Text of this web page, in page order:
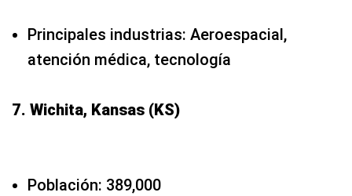
Principales industrias: Aeroespacial,
atención médica, tecnología
7. Wichita, Kansas (KS)
Población: 389,000